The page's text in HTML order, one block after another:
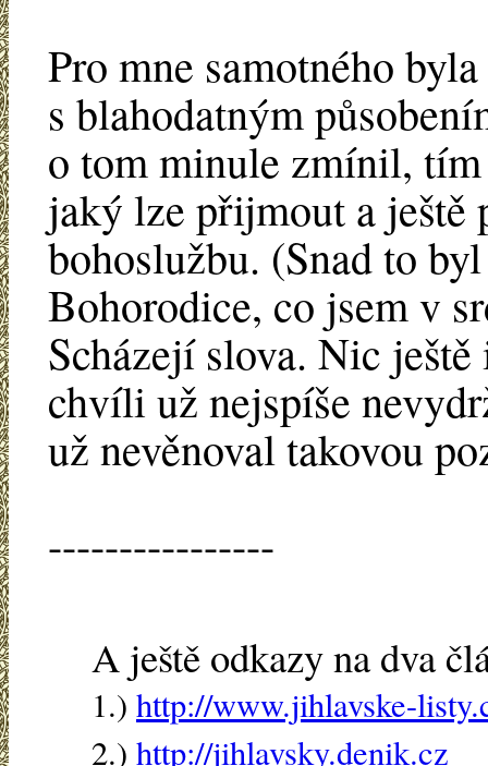
Pro mne samotného
s blahodatným
o tom minule zmínil,
jaký lze přijmout a ještě
bohoslužbu. (Snad to
Bohorodice, co jsem v
Scházejí slova. Nic
chvíli už nejspíše
už nevěnoval takovou
----------------
A ještě odkazy na dva
1.) http://www.jihlavske-
2.) http://jihlavsky.denik.cz